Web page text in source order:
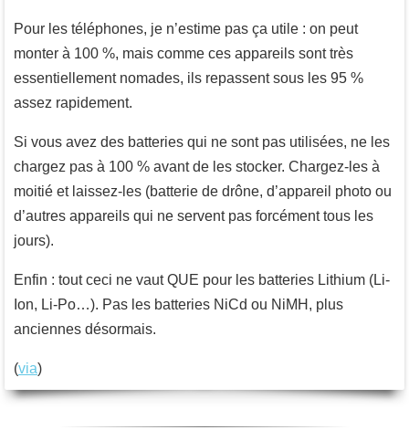
Pour les téléphones, je n’estime pas ça utile : on peut
monter à 100 %, mais comme ces appareils sont très
essentiellement nomades, ils repassent sous les 95 %
assez rapidement.
Si vous avez des batteries qui ne sont pas utilisées, ne les
chargez pas à 100 % avant de les stocker. Chargez-les à
moitié et laissez-les (batterie de drône, d’appareil photo ou
d’autres appareils qui ne servent pas forcément tous les
jours).
Enfin : tout ceci ne vaut QUE pour les batteries Lithium (Li-
Ion, Li-Po…). Pas les batteries NiCd ou NiMH, plus
anciennes désormais.
(via)